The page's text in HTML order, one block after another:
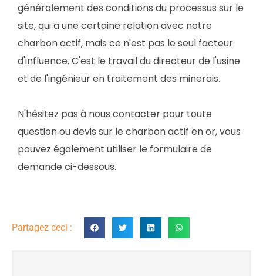
généralement des conditions du processus sur le
site, qui a une certaine relation avec notre
charbon actif, mais ce n'est pas le seul facteur
d'influence. C'est le travail du directeur de l'usine
et de l'ingénieur en traitement des minerais.
N'hésitez pas à nous contacter pour toute
question ou devis sur le charbon actif en or, vous
pouvez également utiliser le formulaire de
demande ci-dessous.
Partagez ceci :